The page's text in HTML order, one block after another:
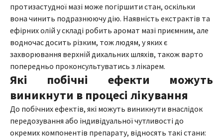
протизастудної мазі може погіршити стан, оскільки
вона чинить подразнюючу дію. Наявність екстрактів та
ефірних олій у складі робить аромат мазі приємним, але
водночас досить різким, тож людям, у яких є
захворювання верхній дихальних шляхів, також варто
попередньо проконсультуватись з лікарем.
Які побічні ефекти можуть
виникнути в процесі лікування
До побічних ефектів, які можуть виникнути внаслідок
передозування або індивідуальної чутливості до
окремих компонентів препарату, відносять такі стани: